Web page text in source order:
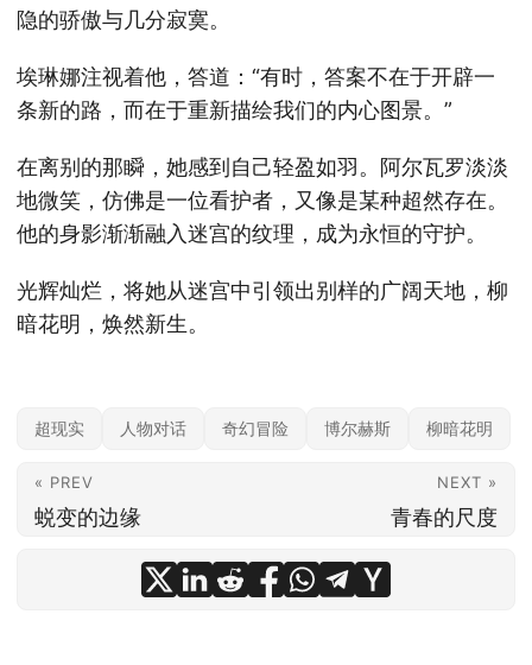
隐的骄傲与几分寂寞。
埃琳娜注视着他，答道：“有时，答案不在于开辟一
条新的路，而在于重新描绘我们的内心图景。”
在离别的那瞬，她感到自己轻盈如羽。阿尔瓦罗淡淡
地微笑，仿佛是一位看护者，又像是某种超然存在。
他的身影渐渐融入迷宫的纹理，成为永恒的守护。
光辉灿烂，将她从迷宫中引领出别样的广阔天地，柳
暗花明，焕然新生。
超现实 人物对话 奇幻冒险 博尔赫斯 柳暗花明
« PREV
蜕变的边缘
NEXT »
青春的尺度